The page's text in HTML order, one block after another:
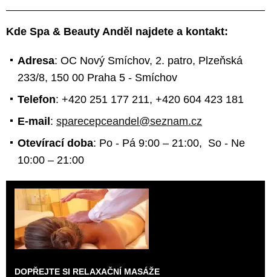
Kde Spa & Beauty Anděl najdete a kontakt:
Adresa: OC Nový Smíchov, 2. patro, Plzeňská
233/8, 150 00 Praha 5 - Smíchov
Telefon: +420 251 177 211, +420 604 423 181
E-mail: sparecepceandel@seznam.cz
Otevírací doba: Po - Pá 9:00 – 21:00, So - Ne
10:00 – 21:00
DOPŘEJTE SI RELAXAČNÍ MASÁŽE